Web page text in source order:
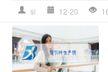
sl 12-20